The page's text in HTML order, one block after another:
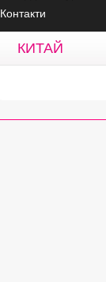
Контакти
КИТАЙ